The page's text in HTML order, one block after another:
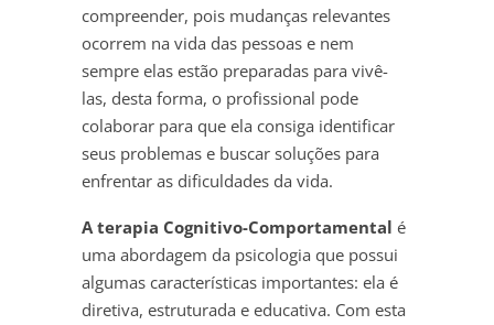
compreender, pois mudanças relevantes
ocorrem na vida das pessoas e nem
sempre elas estão preparadas para vivê-
las, desta forma, o profissional pode
colaborar para que ela consiga identificar
seus problemas e buscar soluções para
enfrentar as dificuldades da vida.
A terapia Cognitivo-Comportamental é
uma abordagem da psicologia que possui
algumas características importantes: ela é
diretiva, estruturada e educativa. Com esta